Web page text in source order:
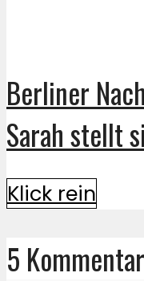
Berliner
Sarah stellt
Klick rein
5